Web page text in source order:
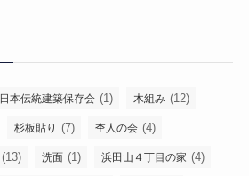
日本伝統建築保存会 (1) 木組み (12)
杉板貼り (7) 杢人の会 (4)
(13) 洗面 (1) 浜田山４丁目の家 (4)